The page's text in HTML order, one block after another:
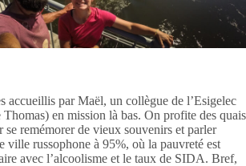
accueillis par Maël, un collègue de l’Esigelec
Thomas) en mission là bas. On profite des quais
se remémorer de vieux souvenirs et parler
ville russophone à 95%, où la pauvreté est
avec l’alcoolisme et le taux de SIDA. Bref,